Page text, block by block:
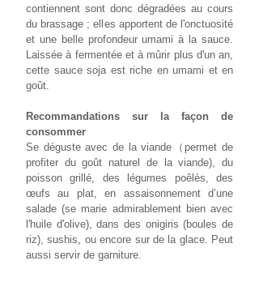
contiennent sont donc dégradées au cours
du brassage ; elles apportent de l'onctuosité
et une belle profondeur umami à la sauce.
Laissée à fermentée et à mûrir plus d'un an,
cette sauce soja est riche en umami et en
goût.
Recommandations sur la façon de
consommer
Se déguste avec de la viande（permet de
profiter du goût naturel de la viande), du
poisson grillé, des légumes poêlés, des
œufs au plat, en assaisonnement d’une
salade (se marie admirablement bien avec
l'huile d'olive), dans des onigiris (boules de
riz), sushis, ou encore sur de la glace. Peut
aussi servir de garniture.